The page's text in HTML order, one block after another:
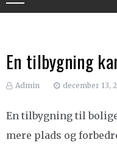
En tilbygning
Admin december 13,
En tilbygning til
mere plads og